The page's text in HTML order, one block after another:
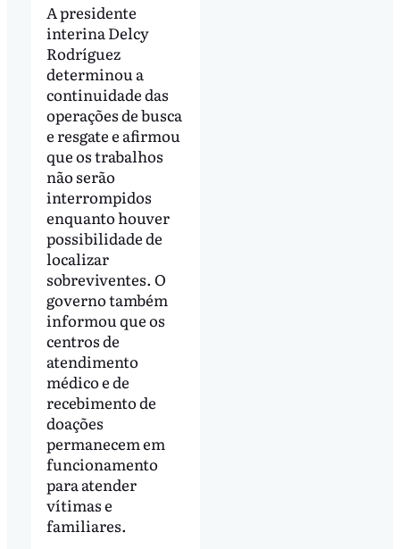
A presidente
interina Delcy
Rodríguez
determinou a
continuidade das
operações de busca
e resgate e afirmou
que os trabalhos
não serão
interrompidos
enquanto houver
possibilidade de
localizar
sobreviventes. O
governo também
informou que os
centros de
atendimento
médico e de
recebimento de
doações
permanecem em
funcionamento
para atender
vítimas e
familiares.